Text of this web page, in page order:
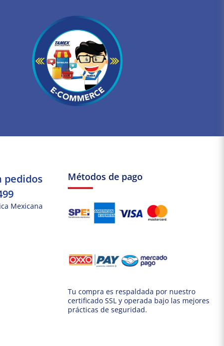
pedidos
Mexicana
Métodos de pago
Tu compra es respaldada por nuestro
certificado SSL y operada bajo las mejores
prácticas de seguridad.